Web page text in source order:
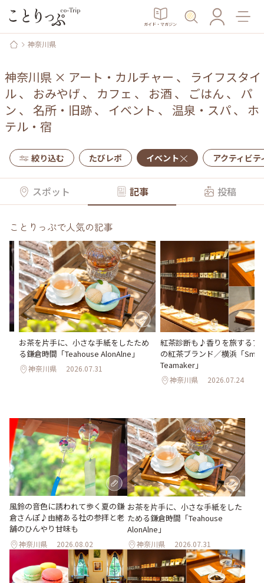
ガイド・マガジン
神奈川県
神奈川県 × アート・カルチャー 、 ライフスタイ
ル、 おみやげ 、 カフェ 、 お酒 、 ごはん 、 パ
ン 、 名所・旧跡、 イベント 、 温泉・スパ、 ホ
テル・宿
絞り込む たびレポ イベント アクティビテ
スポット 記事 投稿
ことりっぷで人気の記事
お茶を片手に、小さな手紙をしたため
る鎌倉時間「Teahouse AlonAlne」
神奈川県 2026.07.31
紅茶診断も♪香りを旅するア
の紅茶ブランド／横浜「Smith
Teamaker」
神奈川県 2026.07.24
風鈴の音色に誘われて歩く夏の鎌
倉さんぽ♪由緒ある社の参拝と老
舗のひんやり甘味も
神奈川県 2026.08.02
お茶を片手に、小さな手紙をした
ためる鎌倉時間「Teahouse
AlonAlne」
神奈川県 2026.07.31